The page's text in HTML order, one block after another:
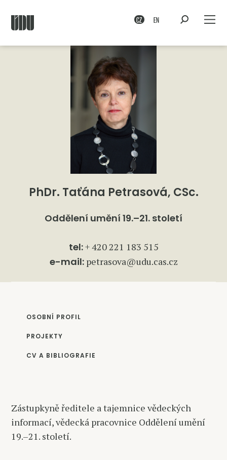
CZ EN
PhDr. Taťána Petrasová, CSc.
Oddělení umění 19.–21. století
tel:+ 420 221 183 515
e-mail: petrasova@udu.cas.cz
OSOBNÍ PROFIL
PROJEKTY
CV A BIBLIOGRAFIE
Zástupkyně ředitele a tajemnice vědeckých
informací, vědecká pracovnice Oddělení umění
19.–21. století.